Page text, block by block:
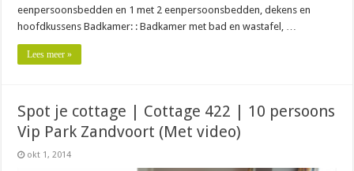
eenpersoonsbedden en 1 met 2 eenpersoonsbedden, dekens en
hoofdkussens Badkamer: : Badkamer met bad en wastafel, …
Lees meer »
Spot je cottage | Cottage 422 | 10 persoons
Vip Park Zandvoort (Met video)
okt 1, 2014